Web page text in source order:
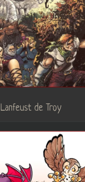
Lanfeust de Troy